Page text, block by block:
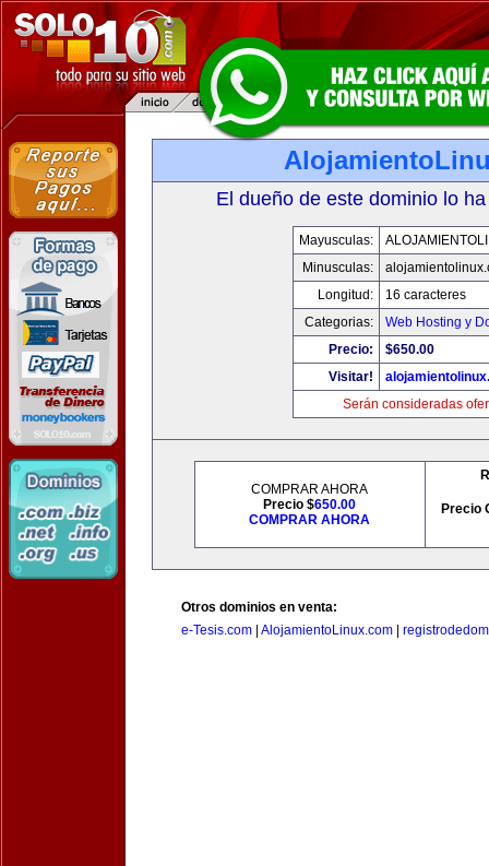
El dueño de este dominio lo
Mayusculas:
Minusculas:
Longitud:
16 caracteres
Categorias:
Web Hosting y
Precio:
$650.00
Visitar!
Serán consideradas
COMPRAR AHORA
Precio $650.00
COMPRAR AHORA
Precio
Otros dominios en venta:
e-Tesis.com AlojamientoLinux.com